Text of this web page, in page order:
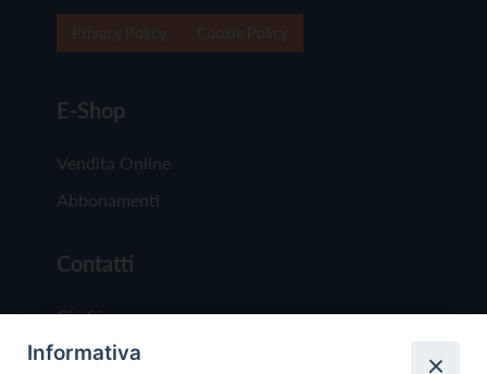
E-Shop
Vendita Online
Abbonamenti
Contatti
Chi Siamo
Redazione
Informativa